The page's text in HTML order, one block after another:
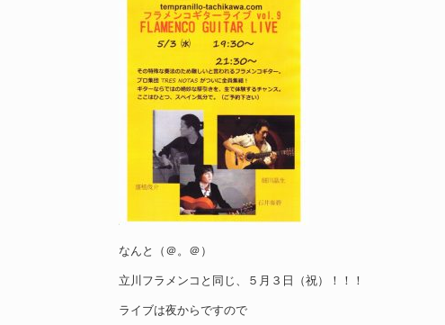
なんと（＠。＠）
立川フラメンコと同じ、５月３日（祝）！！！
ライブは夜からですので